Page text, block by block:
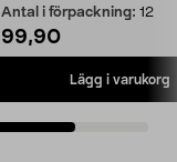
Antal i förpackning: 12
99,90
Lägg i varukorg